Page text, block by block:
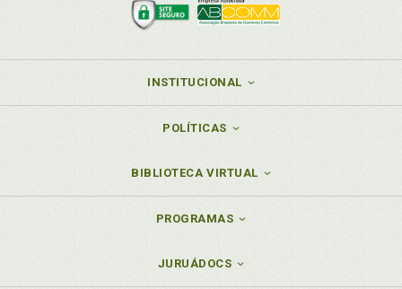
INSTITUCIONAL
POLÍTICAS
BIBLIOTECA VIRTUAL
PROGRAMAS
JURUÁDOCS